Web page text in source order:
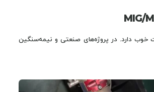
خوب دارد. در پروژه‌های صنعتی و نیمه‌سنگین